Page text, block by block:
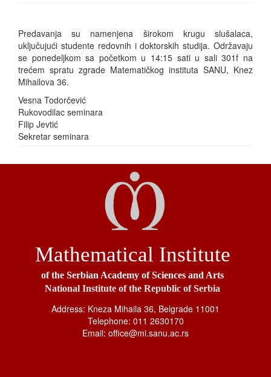
Predavanja su namenjena širokom krugu slušalaca,
uključujući studente redovnih i doktorskih studija. Održavaju
se ponedeljkom sa početkom u 14:15 sati u sali 301f na
trećem spratu zgrade Matematičkog instituta SANU, Knez
Mihailova 36.
Vesna Todorčević
Rukovodilac seminara
Filip Jevtić
Sekretar seminara
Mathematical Institute
of the Serbian Academy of Sciences and Arts
National Institute of the Republic of Serbia
Address: Kneza Mihaila 36, Belgrade 11001
Telephone: 011 2630170
Email: office@mi.sanu.ac.rs